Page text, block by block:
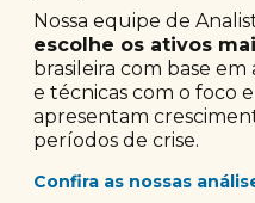
Nossa equipe de
escolhe os ativos
brasileira com base
e técnicas com o foco
apresentam
períodos de crise.
Confira as nossas